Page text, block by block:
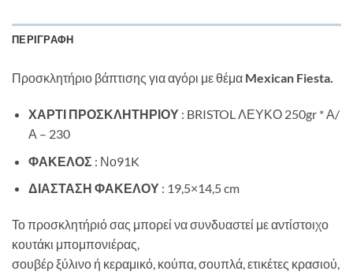
ΠΕΡΙΓΡΑΦΉ
Προσκλητήριο βάπτισης για αγόρι με θέμα Mexican Fiesta.
ΧΑΡΤΙ ΠΡΟΣΚΛΗΤΗΡΙΟΥ: BRISTOL ΛΕΥΚΟ 250gr * Α/
Α – 230
ΦΑΚΕΛΟΣ : Νο91K
ΔΙΑΣΤΑΣΗ ΦΑΚΕΛΟΥ: 19,5×14,5 cm
Το προσκλητήριό σας μπορεί να συνδυαστεί με αντίστοιχο
κουτάκι μπομπονιέρας,
σουβέρ ξύλινο ή κεραμικό, κούπα, σουπλά, ετικέτες κρασιού,